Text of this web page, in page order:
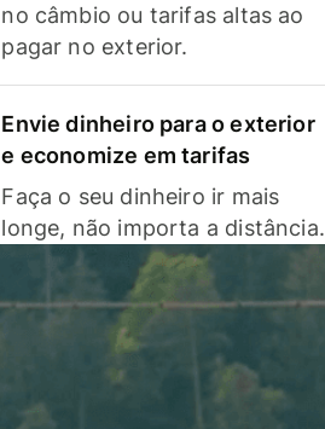
no câmbio ou tarifas altas ao
pagar no exterior.
Envie dinheiro para o exterior
e economize em tarifas
Faça o seu dinheiro ir mais
longe, não importa a distância.